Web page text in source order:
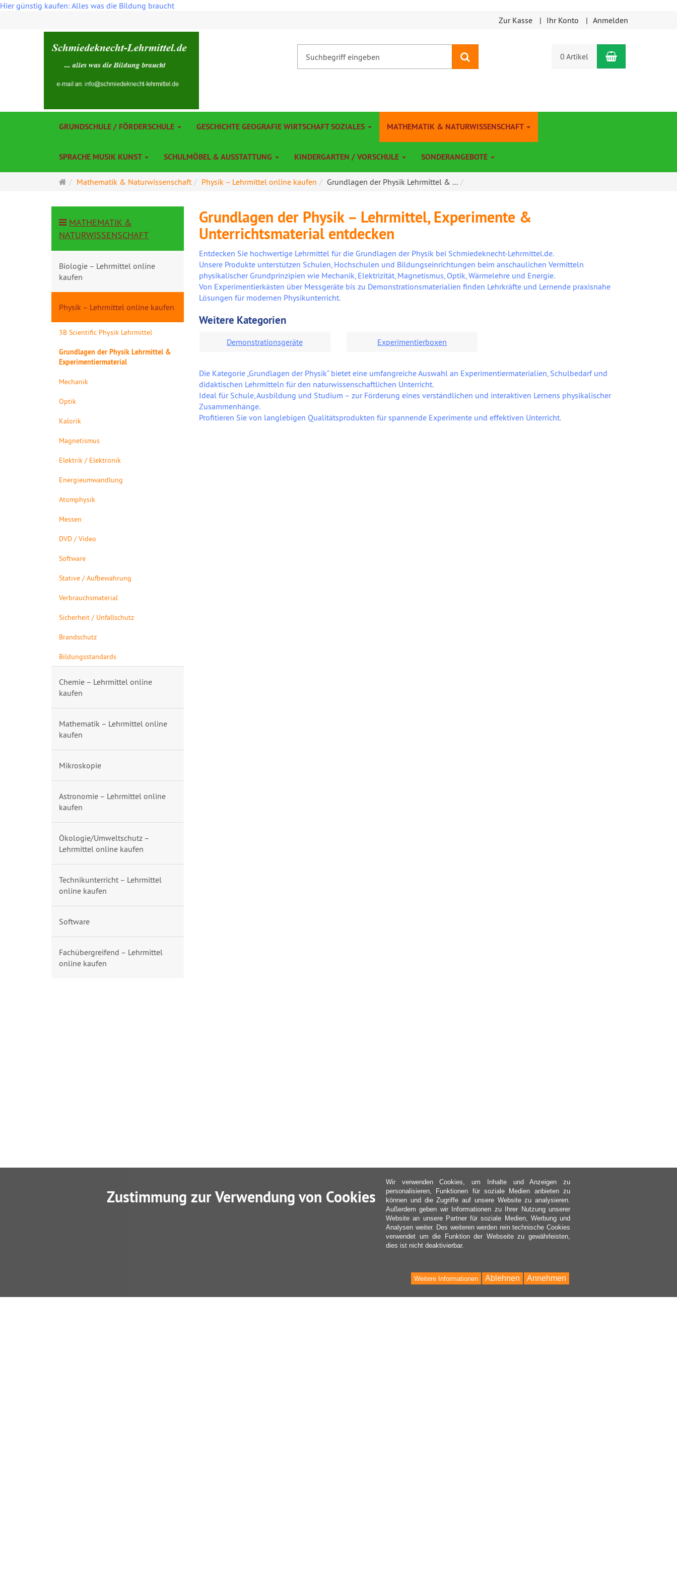
Hier günstig kaufen: Alles was die Bildung braucht
Zur Kasse
Ihr Konto Anmelden
0 Artikel Warenkorb
GRUNDSCHULE / FÖRDERSCHULE GESCHICHTE GEOGRAFIE WIRTSCHAFT SOZIALES MATHEMATIK & NATURWISSENSCHAFT
SPRACHE MUSIK KUNST SCHULMÖBEL & AUSSTATTUNG KINDERGARTEN / VORSCHULE SONDERANGEBOTE
Startseite
Mathematik & Naturwissenschaft Physik – Lehrmittel online kaufen Grundlagen der Physik Lehrmittel & ...
Grundlagen der Physik – Lehrmittel, Experimente &
Unterrichtsmaterial entdecken
Entdecken Sie hochwertige Lehrmittel für die Grundlagen der Physik bei Schmiedeknecht-Lehrmittel.de.
Unsere Produkte unterstützen Schulen, Hochschulen und Bildungseinrichtungen beim anschaulichen Vermitteln
physikalischer Grundprinzipien wie Mechanik, Elektrizität, Magnetismus, Optik, Wärmelehre und Energie.
Von Experimentierkästen über Messgeräte bis zu Demonstrationsmaterialien finden Lehrkräfte und Lernende praxisnahe
Lösungen für modernen Physikunterricht.
Weitere Kategorien
Demonstrationsgeräte Experimentierboxen
Die Kategorie „Grundlagen der Physik“ bietet eine umfangreiche Auswahl an Experimentiermaterialien, Schulbedarf und
didaktischen Lehrmitteln für den naturwissenschaftlichen Unterricht.
Ideal für Schule, Ausbildung und Studium – zur Förderung eines verständlichen und interaktiven Lernens physikalischer
Zusammenhänge.
Profitieren Sie von langlebigen Qualitätsprodukten für spannende Experimente und effektiven Unterricht.
MATHEMATIK &
NATURWISSENSCHAFT
Biologie – Lehrmittel online
kaufen
Physik – Lehrmittel online kaufen
3B Scientific Physik Lehrmittel
Grundlagen der Physik Lehrmittel &
Experimentiermaterial
Mechanik
Optik
Kalorik
Magnetismus
Elektrik / Elektronik
Energieumwandlung
Atomphysik
Messen
DVD / Video
Software
Stative / Aufbewahrung
Verbrauchsmaterial
Sicherheit / Unfallschutz
Brandschutz
Bildungsstandards
Chemie – Lehrmittel online
kaufen
Mathematik – Lehrmittel online
kaufen
Mikroskopie
Astronomie – Lehrmittel online
kaufen
Ökologie/Umweltschutz –
Lehrmittel online kaufen
Technikunterricht – Lehrmittel
online kaufen
Software
Fachübergreifend – Lehrmittel
online kaufen
Zustimmung zur Verwendung von Cookies
Wir verwenden Cookies, um Inhalte und Anzeigen zu
personalisieren, Funktionen für soziale Medien anbieten zu
können und die Zugriffe auf unsere Website zu analysieren.
Außerdem geben wir Informationen zu Ihrer Nutzung unserer
Website an unsere Partner für soziale Medien, Werbung und
Analysen weiter. Des weiteren werden rein technische Cookies
verwendet um die Funktion der Webseite zu gewährleisten,
dies ist nicht deaktivierbar.
Annehmen
Ablehnen
Weitere Informationen